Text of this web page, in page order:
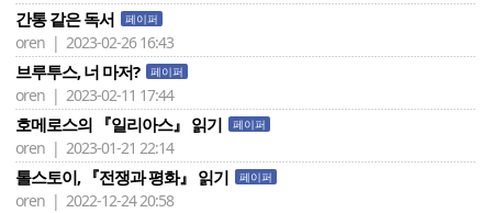
간통 같은 독서 페이퍼
oren | 2023-02-26 16:43
브루투스, 너 마저? 페이퍼
oren | 2023-02-11 17:44
호메로스의 『일리아스』 읽기 페이퍼
oren | 2023-01-21 22:14
톨스토이, 『전쟁과 평화』 읽기 페이퍼
oren | 2022-12-24 20:58